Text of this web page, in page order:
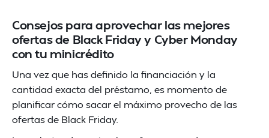
Consejos para aprovechar las mejores
ofertas de Black Friday y Cyber Monday
con tu minicrédito
Una vez que has definido la financiación y la
cantidad exacta del préstamo, es momento de
planificar cómo sacar el máximo provecho de las
ofertas de Black Friday.